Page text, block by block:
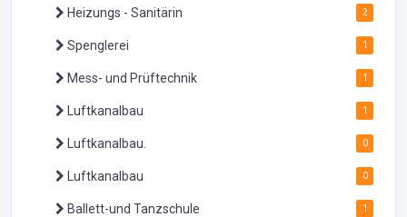
Heizungs - Sanitärin 2
Spenglerei 1
Mess- und Prüftechnik 1
Luftkanalbau 1
Luftkanalbau. 0
Luftkanalbau 0
Ballett-und Tanzschule 1